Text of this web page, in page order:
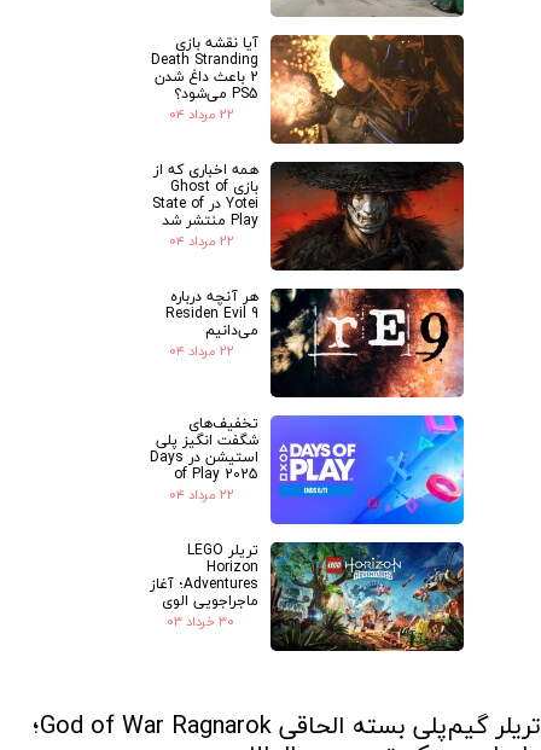
تریلر گیم‌پلی بسته الحاقی God of War Ragnarok؛
آیا نقشه بازی
Death Stranding
2 باعث داغ شدن
PS5 می‌شود؟
۲۲ مرداد ۰۴
همه اخباری که از
بازی Ghost of
Yotei در State of
Play منتشر شد
۲۲ مرداد ۰۴
هر آنچه درباره
Residen Evil 9
می‌دانیم
۲۲ مرداد ۰۴
تخفیف‌های
شگفت انگیز پلی
استیشن در Days
of Play 2025
۲۲ مرداد ۰۴
تریلر LEGO
Horizon
Adventures؛ آغاز
ماجراجویی الوی
۳۰ خرداد ۰۳